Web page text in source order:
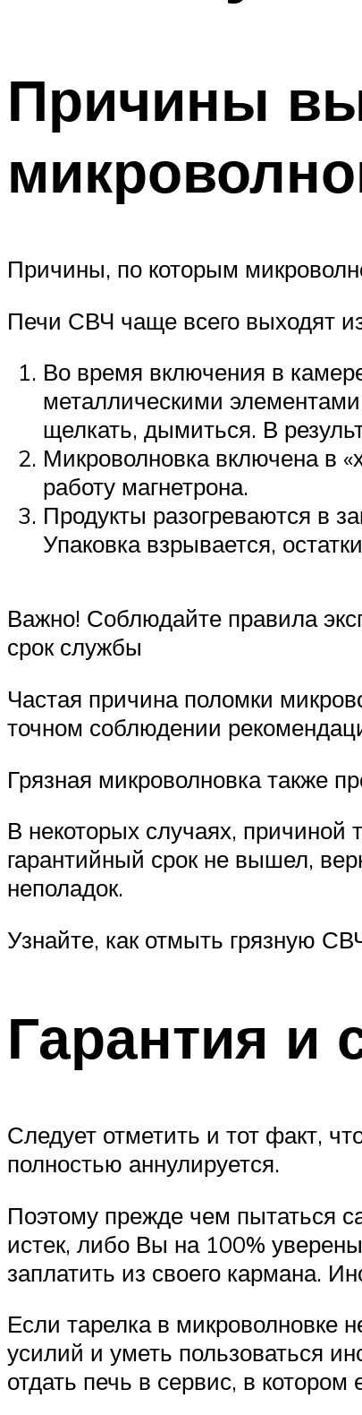
Причины
Причины, по которым
Печи СВЧ чаще всего выходят из
Во время включения в
металлическими
щелкать, дымиться. В
Микроволновка включена в
работу магнетрона.
Продукты разогреваются в
Упаковка взрывается,
Важно! Соблюдайте правила
срок службы
Частая причина поломки
точном соблюдении
Грязная микроволновка также
В некоторых случаях, причиной
гарантийный срок не вышел,
неполадок.
Узнайте, как отмыть грязную
Гарантия и
Следует отметить и тот факт,
полностью аннулируется.
Поэтому прежде чем пытаться
истек, либо Вы на 100%
заплатить из своего кармана.
Если тарелка в микроволновке
усилий и уметь пользоваться
отдать печь в сервис, в котором